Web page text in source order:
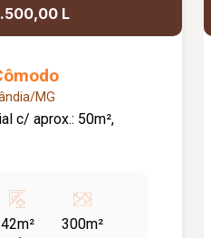
L
MG
c/ aprox.: 50m²,
42m²
300m²